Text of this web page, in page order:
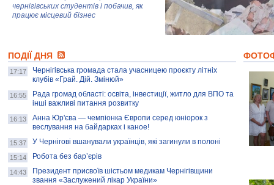
чернігівських студентів і побачив, як
працює місцевий бізнес
колекцію про війну, емоції та тварин
AB InBev Efes Україна підтримала
навчальний проєкт "Молодіжна бізнес-
школа", спрямований на розвиток
підприємництва у Чернігівській області
Золота тварина: видання Forbes
написало про чернігівця Патрона: хто і
скільки на ньому заробляє? І куди
витрачають?
ПОДІЇ ДНЯ
17:17
Чернігівська громада стала учасницею проєкту літніх
клубів «Грай. Дій. Змінюй»
16:55
Рада громад області: освіта, інвестиції, житло для ВПО та
інші важливі питання розвитку
16:13
Анна Юр'єва — чемпіонка Європи серед юніорок з
веслування на байдарках і каное!
15:37 У Чернігові вшанували українців, які загинули в полоні
15:14 Робота без бар’єрів
14:43
Президент присвоїв шістьом медикам Чернігівщини
звання «Заслужений лікар України»